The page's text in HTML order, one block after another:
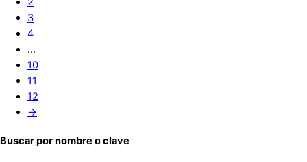
3
4
…
10
11
12
→
Buscar por nombre o clave